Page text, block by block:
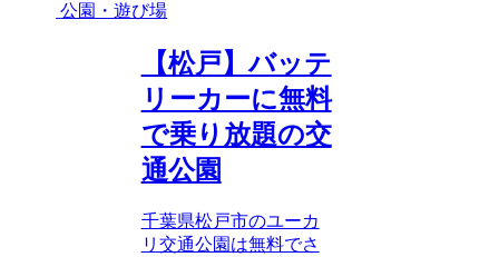
公園・遊び場
【松戸】バッテ
リーカーに無料
で乗り放題の交
通公園
千葉県松戸市のユーカ
リ交通公園は無料でさ